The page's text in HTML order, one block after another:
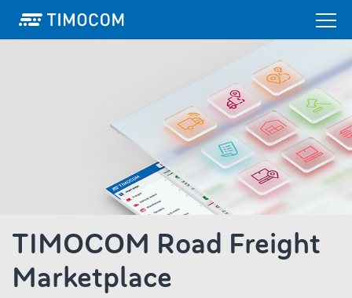
TIMOCOM Road Freight
Marketplace